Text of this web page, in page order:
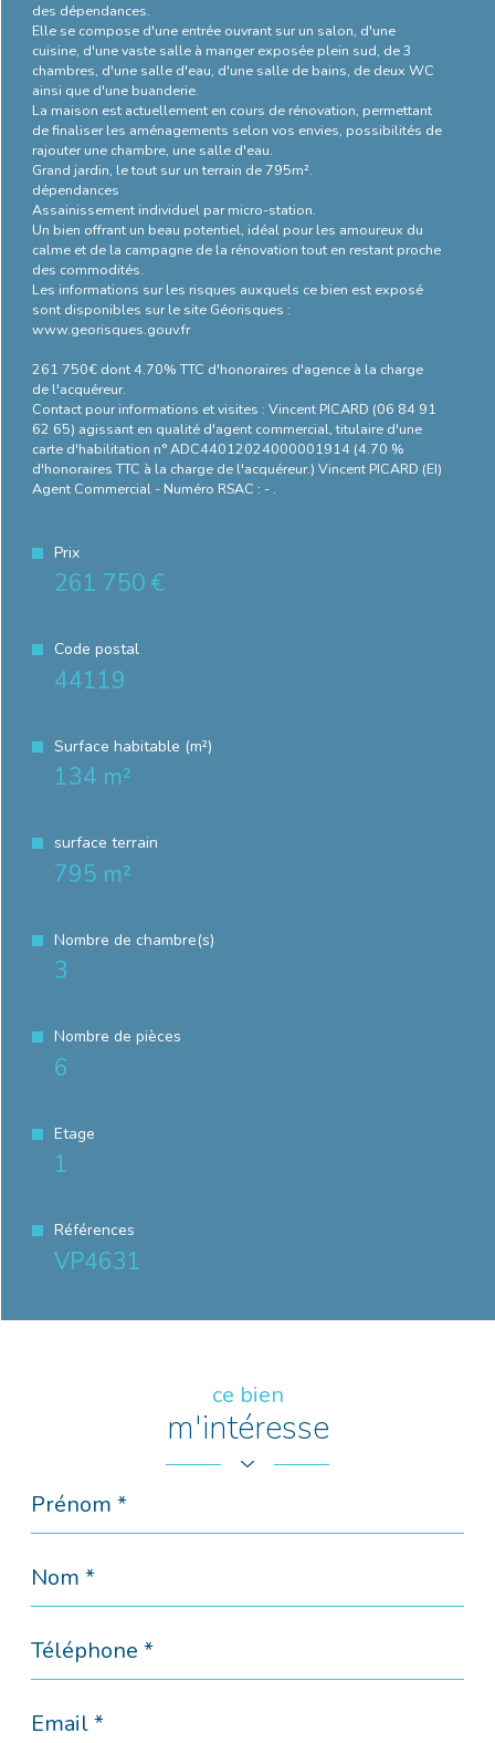
énergétique
des dépendances.
Elle se compose d'une entrée ouvrant sur un salon, d'une
cuisine, d'une vaste salle à manger exposée plein sud, de 3
chambres, d'une salle d'eau, d'une salle de bains, de deux WC
ainsi que d'une buanderie.
La maison est actuellement en cours de rénovation, permettant
de finaliser les aménagements selon vos envies, possibilités de
rajouter une chambre, une salle d'eau.
Grand jardin, le tout sur un terrain de 795m².
dépendances
Assainissement individuel par micro-station.
Un bien offrant un beau potentiel, idéal pour les amoureux du
calme et de la campagne de la rénovation tout en restant proche
des commodités.
Les informations sur les risques auxquels ce bien est exposé
sont disponibles sur le site Géorisques :
www.georisques.gouv.fr
261 750€ dont 4.70% TTC d'honoraires d'agence à la charge
de l'acquéreur.
Contact pour informations et visites : Vincent PICARD (06 84 91
62 65) agissant en qualité d'agent commercial, titulaire d'une
carte d'habilitation n° ADC44012024000001914 (4.70 %
d'honoraires TTC à la charge de l'acquéreur.) Vincent PICARD (EI)
Agent Commercial - Numéro RSAC : - .
Prix
261 750 €
Code postal
44119
Surface habitable (m²)
134 m²
surface terrain
795 m²
Nombre de chambre(s)
3
Nombre de pièces
6
Etage
1
Références
VP4631
ce bien
m'intéresse
*
*
*